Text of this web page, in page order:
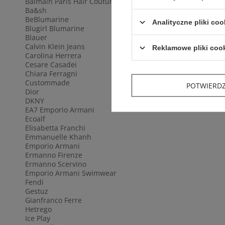
Ba&sh
BeBlumarine
Blugirl Blumarine
Blauer
Calvin Klein Jeans
Carolina Herrera
Cesare Casadei
Chiara Ferragni
Custommade
Dior
DKNY
EA7 Emporio Armani
Ecoalf
Elisabetta Franchi
Emmanuelle Khanh
Emporio Armani
Ermanno Firenze
Ermanno Scervino
Emporio Armani Swimwear
Fendi
Gestuz
Gianfranco Ferre
Hetrego
Ice Play
Analityczne pliki
Reklamowe pliki